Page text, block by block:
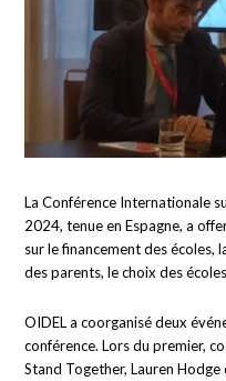
La Conférence Internationale
2024, tenue en Espagne, a
sur le financement des
des parents, le choix des
OIDEL a coorganisé deux
conférence. Lors du premier,
Stand Together, Lauren